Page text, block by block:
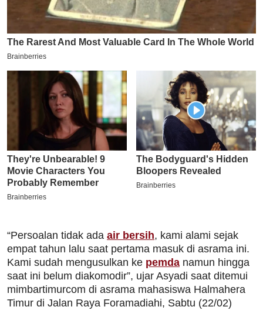
“Persoalan tidak ada air bersih, kami alami sejak
empat tahun lalu saat pertama masuk di asrama ini.
Kami sudah mengusulkan ke pemda namun hingga
saat ini belum diakomodir”, ujar Asyadi saat ditemui
mimbartimurcom di asrama mahasiswa Halmahera
Timur di Jalan Raya Foramadiahi, Sabtu (22/02)